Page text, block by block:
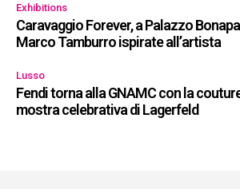
Exhibitions
Caravaggio Forever, a Palazzo
Marco Tamburro ispirate all’artista
Lusso
Fendi torna alla GNAMC con la
mostra celebrativa di Lagerfeld